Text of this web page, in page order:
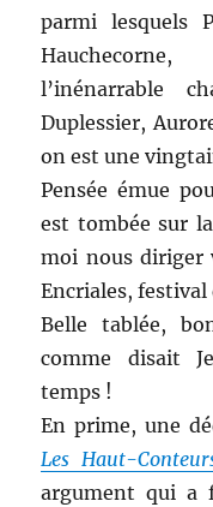
parmi lesquels
l’inénarrable
Duplessier,
on est une
Pensée émue
est tombée sur
moi nous diriger
Encriales, festival
Belle tablée,
comme disait
temps !
En prime, une
Les Haut-
argument qui a